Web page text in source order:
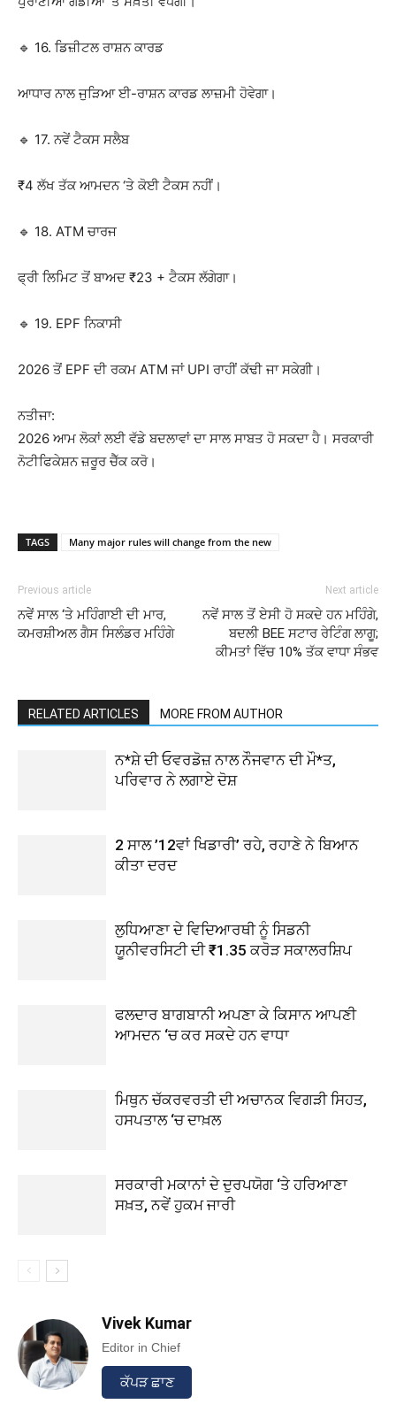
🔹 16. ਡਿਜ਼ੀਟਲ ਰਾਸ਼ਨ ਕਾਰਡ
ਆਧਾਰ ਨਾਲ ਜੁੜਿਆ ਈ-ਰਾਸ਼ਨ ਕਾਰਡ ਲਾਜ਼ਮੀ ਹੋਵੇਗਾ।
🔹 17. ਨਵੇਂ ਟੈਕਸ ਸਲੈਬ
₹4 ਲੱਖ ਤੱਕ ਆਮਦਨ ‘ਤੇ ਕੋਈ ਟੈਕਸ ਨਹੀਂ।
🔹 18. ATM ਚਾਰਜ
ਫ੍ਰੀ ਲਿਮਿਟ ਤੋਂ ਬਾਅਦ ₹23 + ਟੈਕਸ ਲੱਗੇਗਾ।
🔹 19. EPF ਨਿਕਾਸੀ
2026 ਤੋਂ EPF ਦੀ ਰਕਮ ATM ਜਾਂ UPI ਰਾਹੀਂ ਕੱਢੀ ਜਾ ਸਕੇਗੀ।
ਨਤੀਜਾ:
2026 ਆਮ ਲੋਕਾਂ ਲਈ ਵੱਡੇ ਬਦਲਾਵਾਂ ਦਾ ਸਾਲ ਸਾਬਤ ਹੋ ਸਕਦਾ ਹੈ। ਸਰਕਾਰੀ
ਨੋਟੀਫਿਕੇਸ਼ਨ ਜ਼ਰੂਰ ਚੈੱਕ ਕਰੋ।
TAGS Many major rules will change from the new
Previous article
ਨਵੇਂ ਸਾਲ ‘ਤੇ ਮਹਿੰਗਾਈ ਦੀ ਮਾਰ,
ਕਮਰਸ਼ੀਅਲ ਗੈਸ ਸਿਲੰਡਰ ਮਹਿੰਗੇ
Next article
ਨਵੇਂ ਸਾਲ ਤੋਂ ਏਸੀ ਹੋ ਸਕਦੇ ਹਨ ਮਹਿੰਗੇ,
ਬਦਲੀ BEE ਸਟਾਰ ਰੇਟਿੰਗ ਲਾਗੂ;
ਕੀਮਤਾਂ ਵਿੱਚ 10% ਤੱਕ ਵਾਧਾ ਸੰਭਵ
RELATED ARTICLES MORE FROM AUTHOR
ਨ*ਸ਼ੇ ਦੀ ਓਵਰਡੋਜ਼ ਨਾਲ ਨੌਜਵਾਨ ਦੀ ਮੌ*ਤ,
ਪਰਿਵਾਰ ਨੇ ਲਗਾਏ ਦੋਸ਼
2 ਸਾਲ ’12ਵਾਂ ਖਿਡਾਰੀ’ ਰਹੇ, ਰਹਾਣੇ ਨੇ ਬਿਆਨ
ਕੀਤਾ ਦਰਦ
ਲੁਧਿਆਣਾ ਦੇ ਵਿਦਿਆਰਥੀ ਨੂੰ ਸਿਡਨੀ
ਯੂਨੀਵਰਸਿਟੀ ਦੀ ₹1.35 ਕਰੋੜ ਸਕਾਲਰਸ਼ਿਪ
ਫਲਦਾਰ ਬਾਗਬਾਨੀ ਅਪਣਾ ਕੇ ਕਿਸਾਨ ਆਪਣੀ
ਆਮਦਨ ‘ਚ ਕਰ ਸਕਦੇ ਹਨ ਵਾਧਾ
ਮਿਥੁਨ ਚੱਕਰਵਰਤੀ ਦੀ ਅਚਾਨਕ ਵਿਗੜੀ ਸਿਹਤ,
ਹਸਪਤਾਲ ‘ਚ ਦਾਖ਼ਲ
ਸਰਕਾਰੀ ਮਕਾਨਾਂ ਦੇ ਦੁਰਪਯੋਗ ‘ਤੇ ਹਰਿਆਣਾ
ਸਖ਼ਤ, ਨਵੇਂ ਹੁਕਮ ਜਾਰੀ
Vivek Kumar
Editor in Chief
ਕੱਪੜ ਛਾਣ